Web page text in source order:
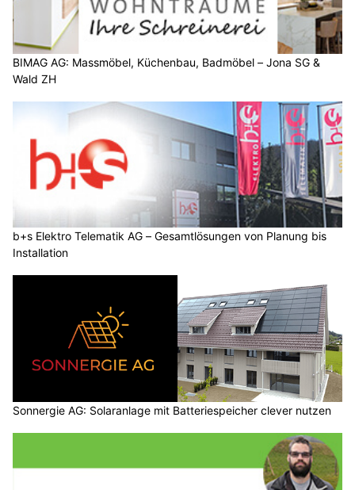
BIMAG AG: Massmöbel, Küchenbau, Badmöbel – Jona SG &
Wald ZH
b+s Elektro Telematik AG – Gesamtlösungen von Planung bis
Installation
Sonnergie AG: Solaranlage mit Batteriespeicher clever nutzen